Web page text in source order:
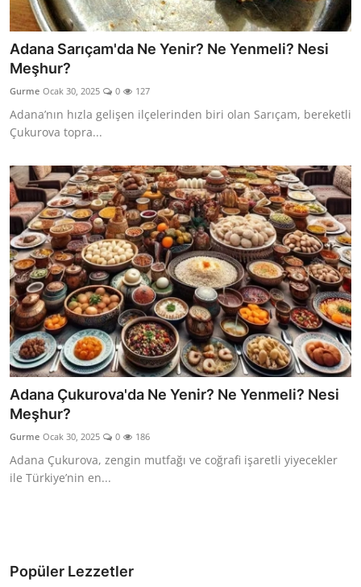
Adana Sarıçam'da Ne Yenir? Ne Yenmeli? Nesi
Meşhur?
Gurme Ocak 30, 2025 0 127
Adana’nın hızla gelişen ilçelerinden biri olan Sarıçam, bereketli
Çukurova topra...
Adana Çukurova'da Ne Yenir? Ne Yenmeli? Nesi
Meşhur?
Gurme Ocak 30, 2025 0 186
Adana Çukurova, zengin mutfağı ve coğrafi işaretli yiyecekler
ile Türkiye’nin en...
Popüler Lezzetler